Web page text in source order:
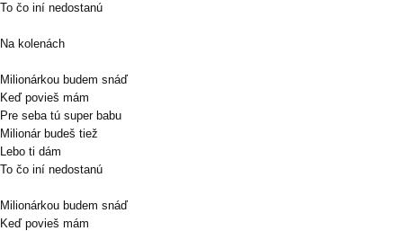
To čo iní nedostanú
Na kolenách
Milionárkou budem snáď
Keď povieš mám
Pre seba tú super babu
Milionár budeš tiež
Lebo ti dám
To čo iní nedostanú
Milionárkou budem snáď
Keď povieš mám